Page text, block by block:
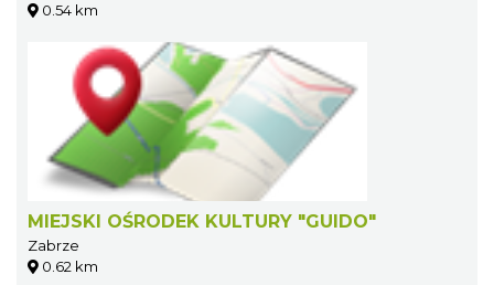
0.54 km
MIEJSKI OŚRODEK KULTURY "GUIDO"
Zabrze
0.62 km